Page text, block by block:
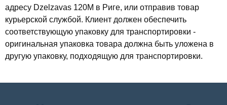
адресу Dzelzavas 120M в Риге, или отправив товар
курьерской службой. Клиент должен обеспечить
соответствующую упаковку для транспортировки -
оригинальная упаковка товара должна быть уложена в
другую упаковку, подходящую для транспортировки.